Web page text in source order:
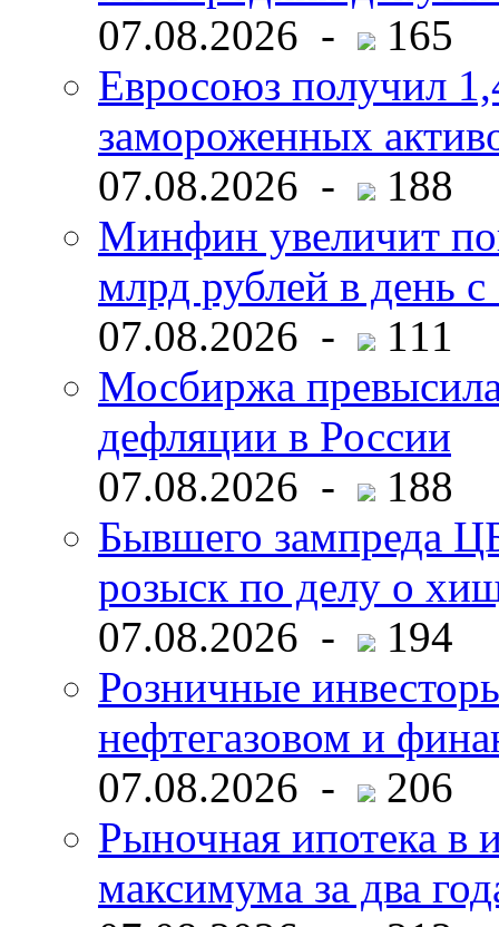
07.08.2026 -
165
Евросоюз получил
замороженных
07.08.2026 -
188
Минфин увеличит
млрд рублей в день с
07.08.2026 -
111
Мосбиржа
дефляции в России
07.08.2026 -
188
Бывшего зампреда
розыск по делу о
07.08.2026 -
194
Розничные
нефтегазовом и
07.08.2026 -
206
Рыночная ипотека в
максимума за два